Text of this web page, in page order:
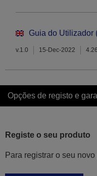
Guia do Utilizador
v.1.0 15-Dec-2022
Opções de registo e
Registe o seu produto
Para registrar o seu